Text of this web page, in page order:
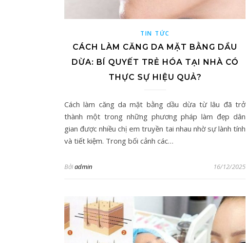
TIN TỨC
CÁCH LÀM CĂNG DA MẶT BẰNG DẦU
DỪA: BÍ QUYẾT TRẺ HÓA TẠI NHÀ CÓ
THỰC SỰ HIỆU QUẢ?
Cách làm căng da mặt bằng dầu dừa từ lâu đã trở
thành một trong những phương pháp làm đẹp dân
gian được nhiều chị em truyền tai nhau nhờ sự lành tính
và tiết kiệm. Trong bối cảnh các…
Bởiadmin 16/12/2025